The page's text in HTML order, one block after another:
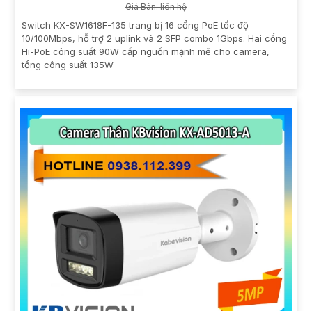
Giá Bán: liên hệ
Switch KX-SW1618F-135 trang bị 16 cổng PoE tốc độ
10/100Mbps, hỗ trợ 2 uplink và 2 SFP combo 1Gbps. Hai cổng
Hi-PoE công suất 90W cấp nguồn mạnh mẽ cho camera,
tổng công suất 135W